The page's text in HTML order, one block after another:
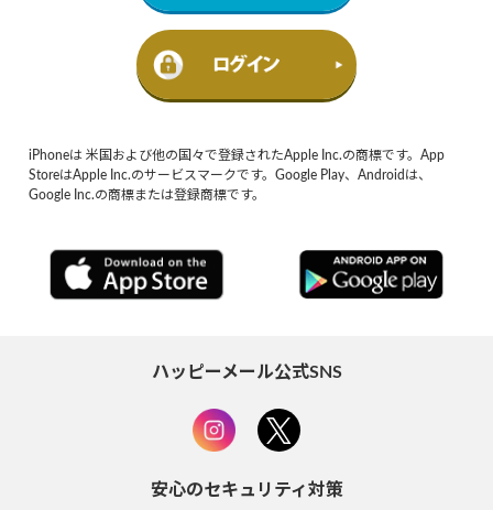
iPhoneは 米国および他の国々で登録されたApple Inc.の商標です。App
StoreはApple Inc.のサービスマークです。Google Play、Androidは、
Google Inc.の商標または登録商標です。
ハッピーメール公式SNS
安心のセキュリティ対策